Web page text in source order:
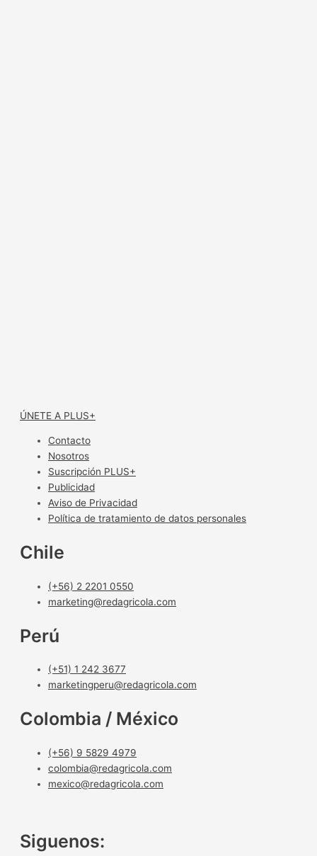
ÚNETE A PLUS+
Contacto
Nosotros
Suscripción PLUS+
Publicidad
Aviso de Privacidad
Política de tratamiento de datos personales
Chile
(+56) 2 2201 0550
marketing@redagricola.com
Perú
(+51) 1 242 3677
marketingperu@redagricola.com
Colombia / México
(+56) 9 5829 4979
colombia@redagricola.com
mexico@redagricola.com
Siguenos: